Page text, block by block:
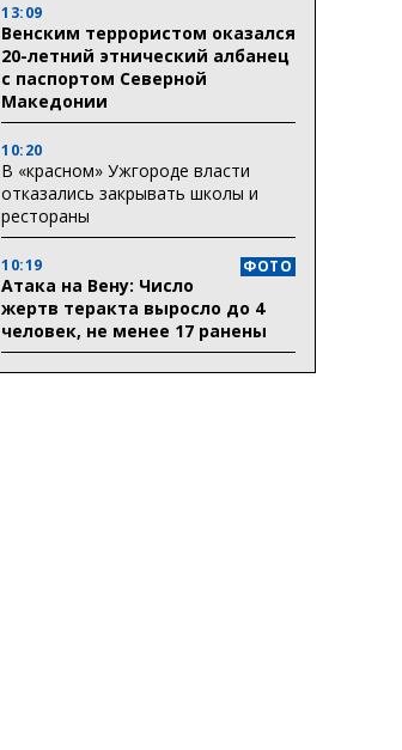
13:09
Венским террористом оказался
20-летний этнический албанец
с паспортом Северной
Македонии
10:20
В «красном» Ужгороде власти
отказались закрывать школы и
рестораны
10:19 ФОТО
Атака на Вену: Число
жертв теракта выросло до 4
человек, не менее 17 ранены